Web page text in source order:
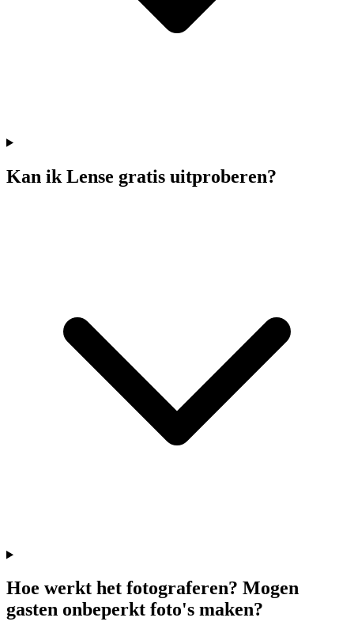
Kan ik Lense gratis uitproberen?
Hoe werkt het fotograferen? Mogen
gasten onbeperkt foto's maken?